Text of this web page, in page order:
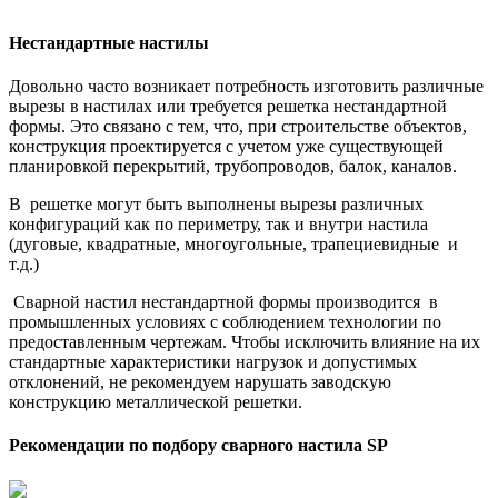
Нестандартные настилы
Довольно часто возникает потребность изготовить различные
вырезы в настилах или требуется решетка нестандартной
формы. Это связано с тем, что, при строительстве объектов,
конструкция проектируется с учетом уже существующей
планировкой перекрытий, трубопроводов, балок, каналов.
В решетке могут быть выполнены вырезы различных
конфигураций как по периметру, так и внутри настила
(дуговые, квадратные, многоугольные, трапециевидные и
т.д.)
Сварной настил нестандартной формы производится в
промышленных условиях с соблюдением технологии по
предоставленным чертежам. Чтобы исключить влияние на их
стандартные характеристики нагрузок и допустимых
отклонений, не рекомендуем нарушать заводскую
конструкцию металлической решетки.
Рекомендации по подбору сварного настила SР